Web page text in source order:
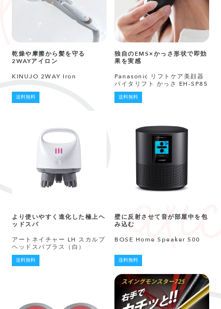
乾燥や摩擦から髪を守る
2WAYアイロン
KINUJO 2WAY Iron
送料無料
独自のEMS×かっさ形状で即効
果を実感
Panasonic リフトケア美顔器
バイタリフト かっさ EH-SP85
送料無料
より使いやすく進化した極上ヘ
ッドスパ
アートネイチャー LH スカルプ
ヘッドスパプラス（白）
送料無料
壁に反射させて音が部屋中を包
み込む
BOSE Home Speaker 500
送料無料